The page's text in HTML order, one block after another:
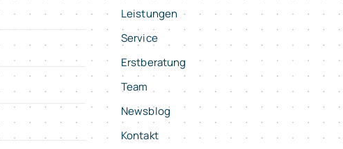
Leistungen
Service
Erstberatung
Team
Newsblog
Kontakt